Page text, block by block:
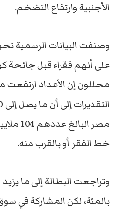
الأجنبية وارتفاع التضخم.
محللون إن الأعداد ارتفعت
مصر
خط الفقر أو بالقرب منه.
وتراجعت البطالة إلى ما
بالمئة، لكن المشاركة في